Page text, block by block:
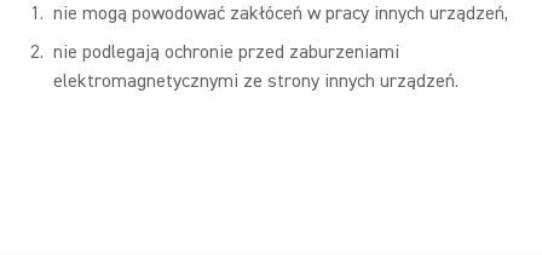
nie mogą powodować zakłóceń w pracy innych urządzeń,
nie podlegają ochronie przed zaburzeniami
elektromagnetycznymi ze strony innych urządzeń.